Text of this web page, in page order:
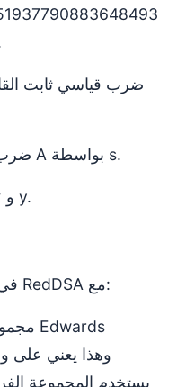
: ضرب عددي متغير القاعدة لـ A بواسطة s.
: ربط مصفوفتي البايت x و y.
يتخصص المخطط Red25519 في RedDSA مع: